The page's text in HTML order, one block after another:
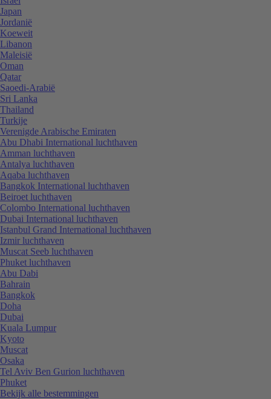
Japan
Jordanië
Koeweit
Libanon
Maleisië
Oman
Qatar
Saoedi-Arabië
Sri Lanka
Thailand
Turkije
Verenigde Arabische Emiraten
Abu Dhabi International luchthaven
Amman luchthaven
Antalya luchthaven
Aqaba luchthaven
Bangkok International luchthaven
Beiroet luchthaven
Colombo International luchthaven
Dubai International luchthaven
Istanbul Grand International luchthaven
Izmir luchthaven
Muscat Seeb luchthaven
Phuket luchthaven
Abu Dabi
Bahrain
Bangkok
Doha
Dubai
Kuala Lumpur
Kyoto
Muscat
Osaka
Tel Aviv Ben Gurion luchthaven
Phuket
Bekijk alle bestemmingen